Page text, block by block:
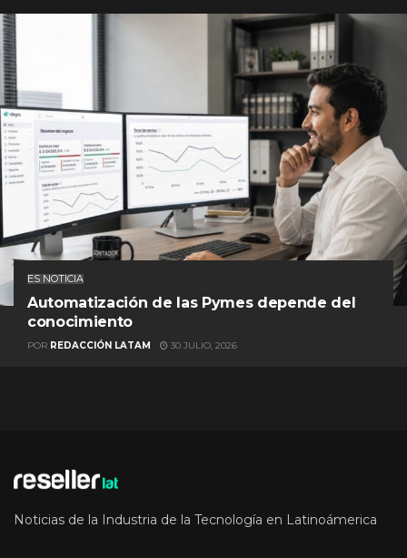
ES NOTICIA
Automatización de las Pymes depende del
conocimiento
POR REDACCIÓN LATAM 30 JULIO, 2026
Noticias de la Industria de la Tecnología en Latinoámerica